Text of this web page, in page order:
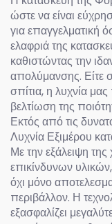
ώστε να είναι
για επαγγελματική
ελαφριά της
καθιστώντας την
απολύμανσης. Είτε
σπίτια, η λυχνία
βελτίωση της
Εκτός από τις
Λυχνία Εξιμέρου
Με την εξάλειψη
επικίνδυνων
όχι μόνο
περιβάλλον. Η
εξασφαλίζει